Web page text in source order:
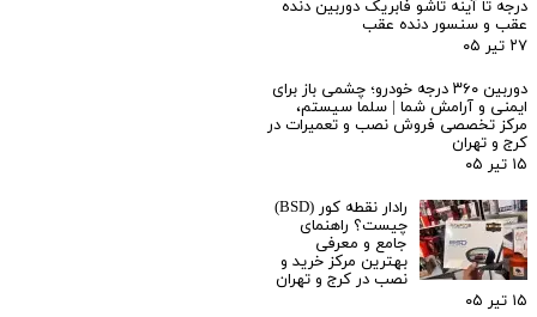
درجه تا آینه تاشو فابریک دوربین دنده
عقب و سنسور دنده عقب
۲۷ تیر ۰۵
دوربین ۳۶۰ درجه خودرو؛ چشمی باز برای
ایمنی و آرامش شما | سلما سیستم،
مرکز تخصصی فروش نصب و تعمیرات در
کرج و تهران
۱۵ تیر ۰۵
رادار نقطه کور (BSD)
چیست؟ راهنمای
جامع و معرفی
بهترین مرکز خرید و
نصب در کرج و تهران
۱۵ تیر ۰۵